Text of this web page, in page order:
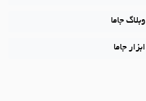
وبلاگ جاما
ابزار جاما